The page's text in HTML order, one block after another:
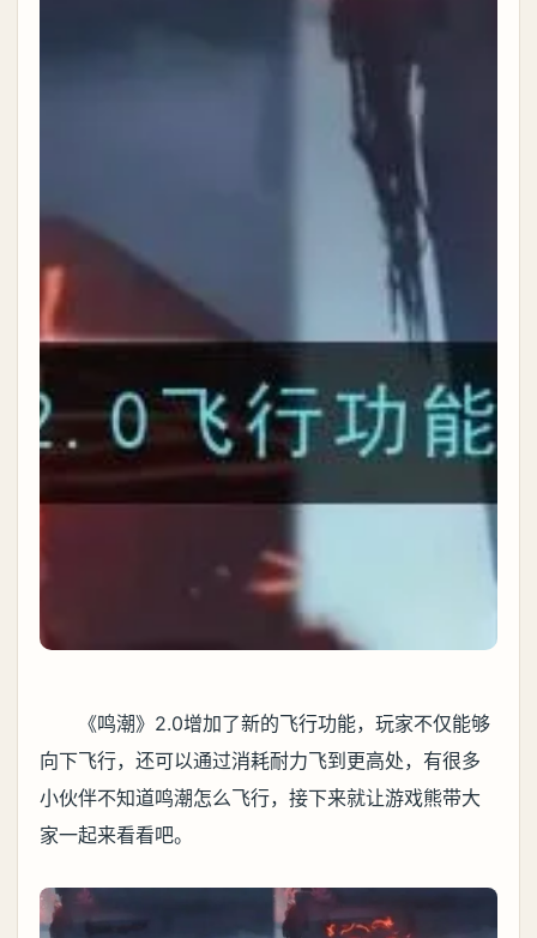
《鸣潮》2.0增加了新的飞行功能，玩家不仅能够
向下飞行，还可以通过消耗耐力飞到更高处，有很多
小伙伴不知道鸣潮怎么飞行，接下来就让游戏熊带大
家一起来看看吧。